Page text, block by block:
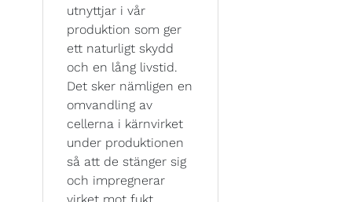
utnyttjar i vår
produktion som ger
ett naturligt skydd
och en lång livstid.
Det sker nämligen en
omvandling av
cellerna i kärnvirket
under produktionen
så att de stänger sig
och impregnerar